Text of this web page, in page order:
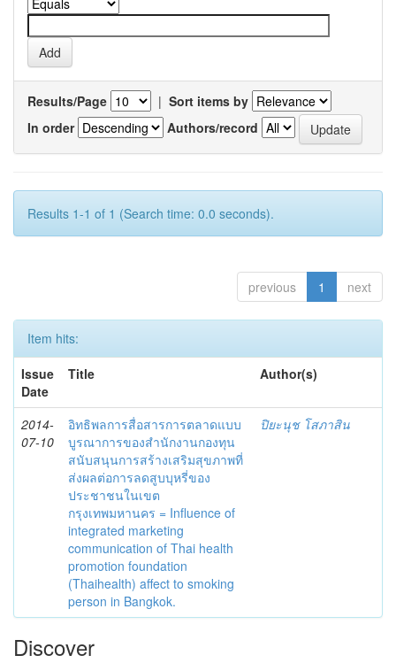
Results/Page | Sort items by
In order
Authors/record
Results 1-1 of 1 (Search time: 0.0 seconds).
previous 1 next
Item hits:
Issue
Date
Title Author(s)
2014-
07-10
อิทธิพลการสื่อสารการตลาดแบบ
บูรณาการของสำนักงานกองทุน
สนับสนุนการสร้างเสริมสุขภาพที่
ส่งผลต่อการลดสูบบุหรี่ของ
ประชาชนในเขต
กรุงเทพมหานคร = Influence of
integrated marketing
communication of Thai health
promotion foundation
(Thaihealth) affect to smoking
person in Bangkok.
ปิยะนุช โสภาสิน
Discover